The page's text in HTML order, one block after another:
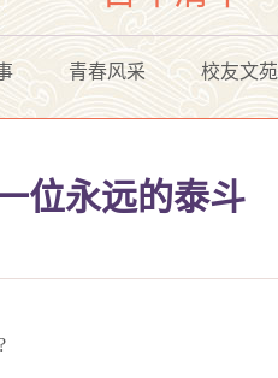
青春风采 校友文苑
位永远的泰斗